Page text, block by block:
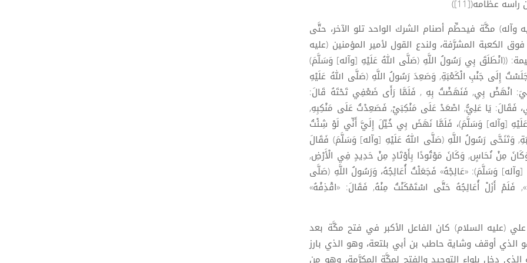
عظامه([11])
مكَّة فيحطِّم أصنام الشرك الواحد تلو الآخر، حتَّى
الكعبة المشرَّفة، ولندع القول لأمير المؤمنين (عليه
((انْطَلَقَ بِي رَسُولُ اللَّهِ (صَلَّى اللهُ عَلَيْهِ [وآله] وَسَلَّمَ)
إِلَى جَنْبِ الْكَعْبَةِ, وَصَعِدَ رَسُولُ اللَّهِ (صَلَّى اللهُ عَلَيْهِ
انْهَضْ بِي, فَنَهَضْتُ بِهِ , فَلَمَّا رَأَى ضَعْفِي تَحْتَهُ قَالَ:
يَا عَلِيُّ, اصْعَدْ عَلَى مَنْكِبَيْ, فَصَعِدْتُ عَلَى مَنْكِبِهِ,
[وآله] وَسَلَّمَ)، فَلَمَّا نَهَضَ بِي خُيِّلَ إِلَيَّ أَنِّي لَوْ شِئْتُ
وَتَنَحَّى رَسُولُ اللَّهِ (صَلَّى اللهُ عَلَيْهِ [وآله] وَسَلَّمَ) فَقَالَ
مِنْ نُحَاسٍ, وَكَانَ مَوْتُودًا بِأَوْتَادٍ مِنْ حَدِيدٍ فِي الْأَرْضِ,
وَسَلَّمَ): «عَالِجْهُ» فَجَعَلْتُ أُعَالِجُهُ، وَرَسُولُ اللَّهِ (صَلَّى
فَلَمْ أَزَلْ أُعَالِجُهُ حَتَّى اسْتَمْكَنْتُ مِنْهُ, فَقَالَ: «اقْذِفْهُ»
(عليه السلام) كان الفاعل الأكبر في فتح مكَّة بعد
الذي أوقف وشاية حاطب بن أبي بلتعة، وهو الذي بارز